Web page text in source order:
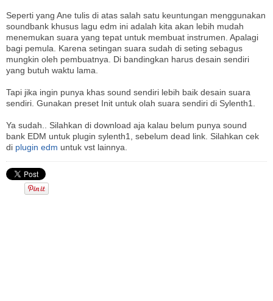
Seperti yang Ane tulis di atas salah satu keuntungan menggunakan
soundbank khusus lagu edm ini adalah kita akan lebih mudah
menemukan suara yang tepat untuk membuat instrumen. Apalagi
bagi pemula. Karena setingan suara sudah di seting sebagus
mungkin oleh pembuatnya. Di bandingkan harus desain sendiri
yang butuh waktu lama.
Tapi jika ingin punya khas sound sendiri lebih baik desain suara
sendiri. Gunakan preset Init untuk olah suara sendiri di Sylenth1.
Ya sudah.. Silahkan di download aja kalau belum punya sound
bank EDM untuk plugin sylenth1, sebelum dead link. Silahkan cek
di plugin edm untuk vst lainnya.